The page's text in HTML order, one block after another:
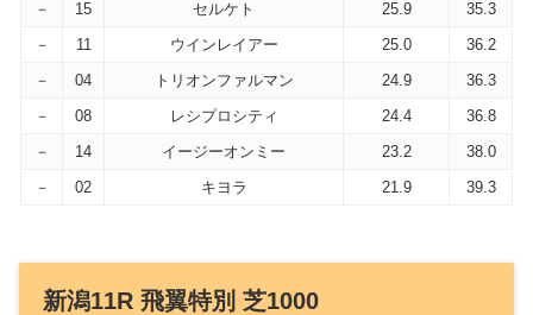
－
15 セルケト 25.9
35.3
－
11 ウインレイアー 25.0
36.2
－
04 トリオンファルマン 24.9
36.3
－
08 レシプロシティ 24.4
36.8
－
14 イージーオンミー 23.2
38.0
－
02 キヨラ 21.9 39.3
新潟11R 飛翼特別 芝1000